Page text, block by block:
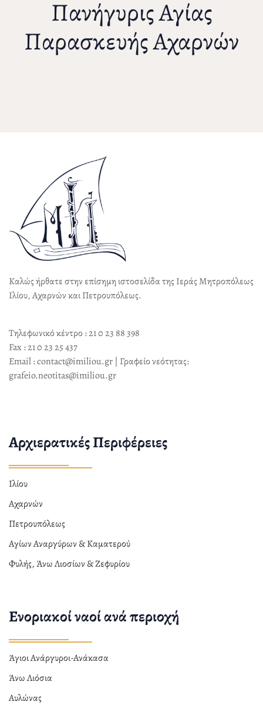
Πανήγυρις Αγίας
Παρασκευής Αχαρνών
Καλώς ήρθατε στην επίσημη ιστοσελίδα της Ιεράς Μητροπόλεως
Ιλίου, Αχαρνών και Πετρουπόλεως.
Τηλεφωνικό κέντρο : 21 0 23 88 398
Fax : 21 0 23 25 437
Email : contact@imiliou.gr | Γραφείο νεότητας:
grafeio.neotitas@imiliou.gr
Αρχιερατικές Περιφέρειες
Ιλίου
Αχαρνών
Πετρουπόλεως
Αγίων Αναργύρων & Καματερού
Φυλής, Άνω Λιοσίων & Ζεφυρίου
Ενοριακοί ναοί ανά περιοχή
Άγιοι Ανάργυροι-Ανάκασα
Άνω Λιόσια
Αυλώνας